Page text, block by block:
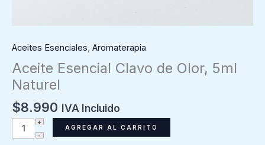
Aceites Esenciales, Aromaterapia
Aceite Esencial Clavo de Olor, 5ml
Naturel
$8.990 IVA Incluido
Aceite
Esencial
AGREGAR AL CARRITO